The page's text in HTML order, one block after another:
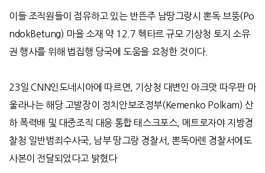
이들 조직원들이 점유하고 있는 반뜬주 남땅그랑시 뽄독 브뚱(Po
ndokBetung) 마을 소재 약12.7 헥타르 규모 기상청 토지 소유
권 행사를 위해 법집행 당국에 도움을 요청한 것이다.
23일 CNN인도네시아에 따르면
기상청 대변인 아크맛 따우판 마
울라나는 해당 고발장이 정치안보조정부(Kemenko Polkam)산
하 폭력배 및 대중조직 대응 통합 태스크포스
메트로자야 지방경
찰청 일반범죄수사국
남부 땅그랑 경찰서
뽄독아렌 경찰서에도
사본이 전달되었다고 밝혔다